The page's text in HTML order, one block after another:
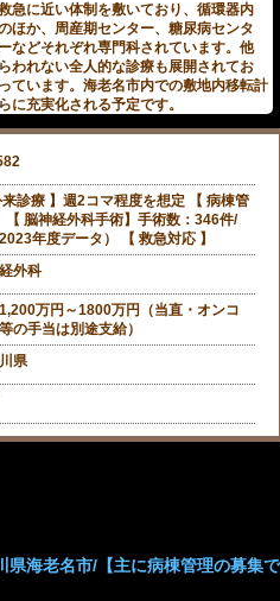
急に近い体制を敷いており、循環器内
ほか、周産期センター、糖尿病センタ
などそれぞれ専門科されています。他
われない全人的な診療も展開されてお
ています。海老名市内での敷地内移転計
に充実化される予定です。
来診療 】週2コマ程度を想定 【 病棟管
【 脳神経外科手術】手術数：346件/
年度データ） 【 救急対応 】
外科
万円～1800万円（当直・オンコ
の手当は別途支給）
県
県海老名市/【主に病棟管理の募集